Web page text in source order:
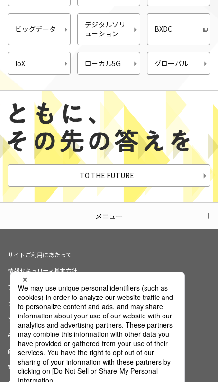
ビッグデータ
デジタルソリ
ューション
BXDC
IoX ローカル5G グローバル
TO THE FUTURE
メニュー
サイトご利用にあたって
情報セキュリティ基本方針
プライバシーポリシー
クッキーの使用について
ソーシャルメディアポリシー
AI倫理宣言
商標・登録商標について
電子公告